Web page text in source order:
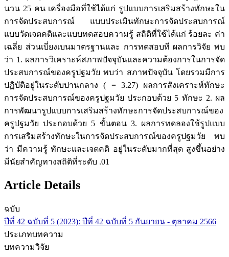
นวน 25 คน เครื่องมือที่ใช้ได้แก่ รูปแบบการเสริมสร้างทักษะใน
การจัดประสบการณ์ แบบประเมินทักษะการจัดประสบการณ์
แบบวัดเจตคติและแบบทดสอบความรู้ สถิติที่ใช้ได้แก่ ร้อยละ ค่า
เฉลี่ย ส่วนเบี่ยงเบนมาตรฐานและ การทดสอบที ผลการวิจัย พบ
ว่า 1. ผลการวิเคราะห์สภาพปัจจุบันและความต้องการในการจัด
ประสบการณ์ของครูปฐมวัย พบว่า สภาพปัจจุบัน โดยรวมมีการ
ปฏิบัติอยู่ในระดับปานกลาง ( = 3.27) ผลการสังเคราะห์ทักษะ
การจัดประสบการณ์ของครูปฐมวัย ประกอบด้วย 5 ทักษะ 2. ผล
การพัฒนารูปแบบการเสริมสร้างทักษะการจัดประสบการณ์ของ
ครูปฐมวัย ประกอบด้วย 5 ขั้นตอน 3. ผลการทดลองใช้รูปแบบ
การเสริมสร้างทักษะในการจัดประสบการณ์ของครูปฐมวัย พบ
ว่า มีความรู้ ทักษะและเจตคติ อยู่ในระดับมากที่สุด สูงขึ้นอย่าง
มีนัยสำคัญทางสถิติที่ระดับ .01
Article Details
ฉบับ
ปีที่ 42 ฉบับที่ 5 (2023): ปีที่ 42 ฉบับที่ 5 กันยายน - ตุลาคม 2566
ประเภทบทความ
บทความวิจัย